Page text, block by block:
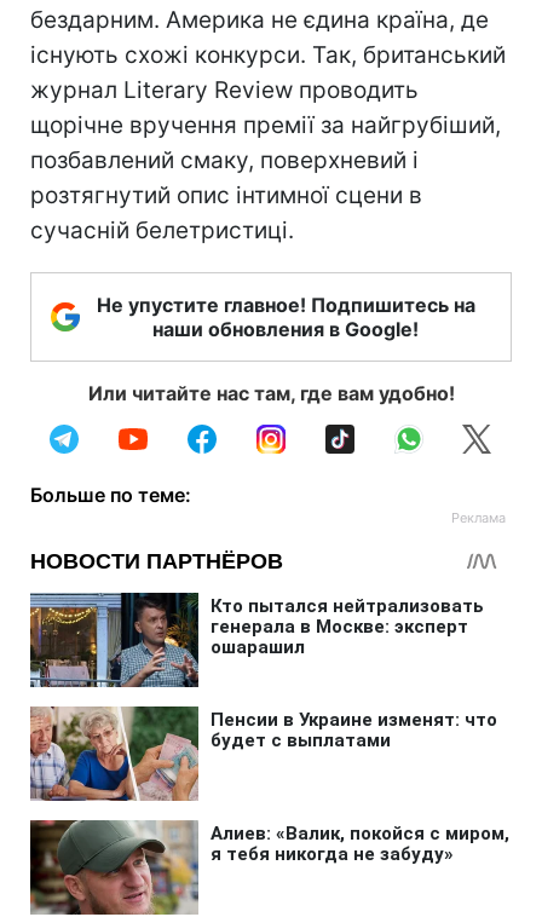
бездарним. Америка не єдина країна, де
існують схожі конкурси. Так, британський
журнал Literary Review проводить
щорічне вручення премії за найгрубіший,
позбавлений смаку, поверхневий і
розтягнутий опис інтимної сцени в
сучасній белетристиці.
Не упустите главное! Подпишитесь на
наши обновления в Google!
Или читайте нас там, где вам удобно!
Больше по теме: